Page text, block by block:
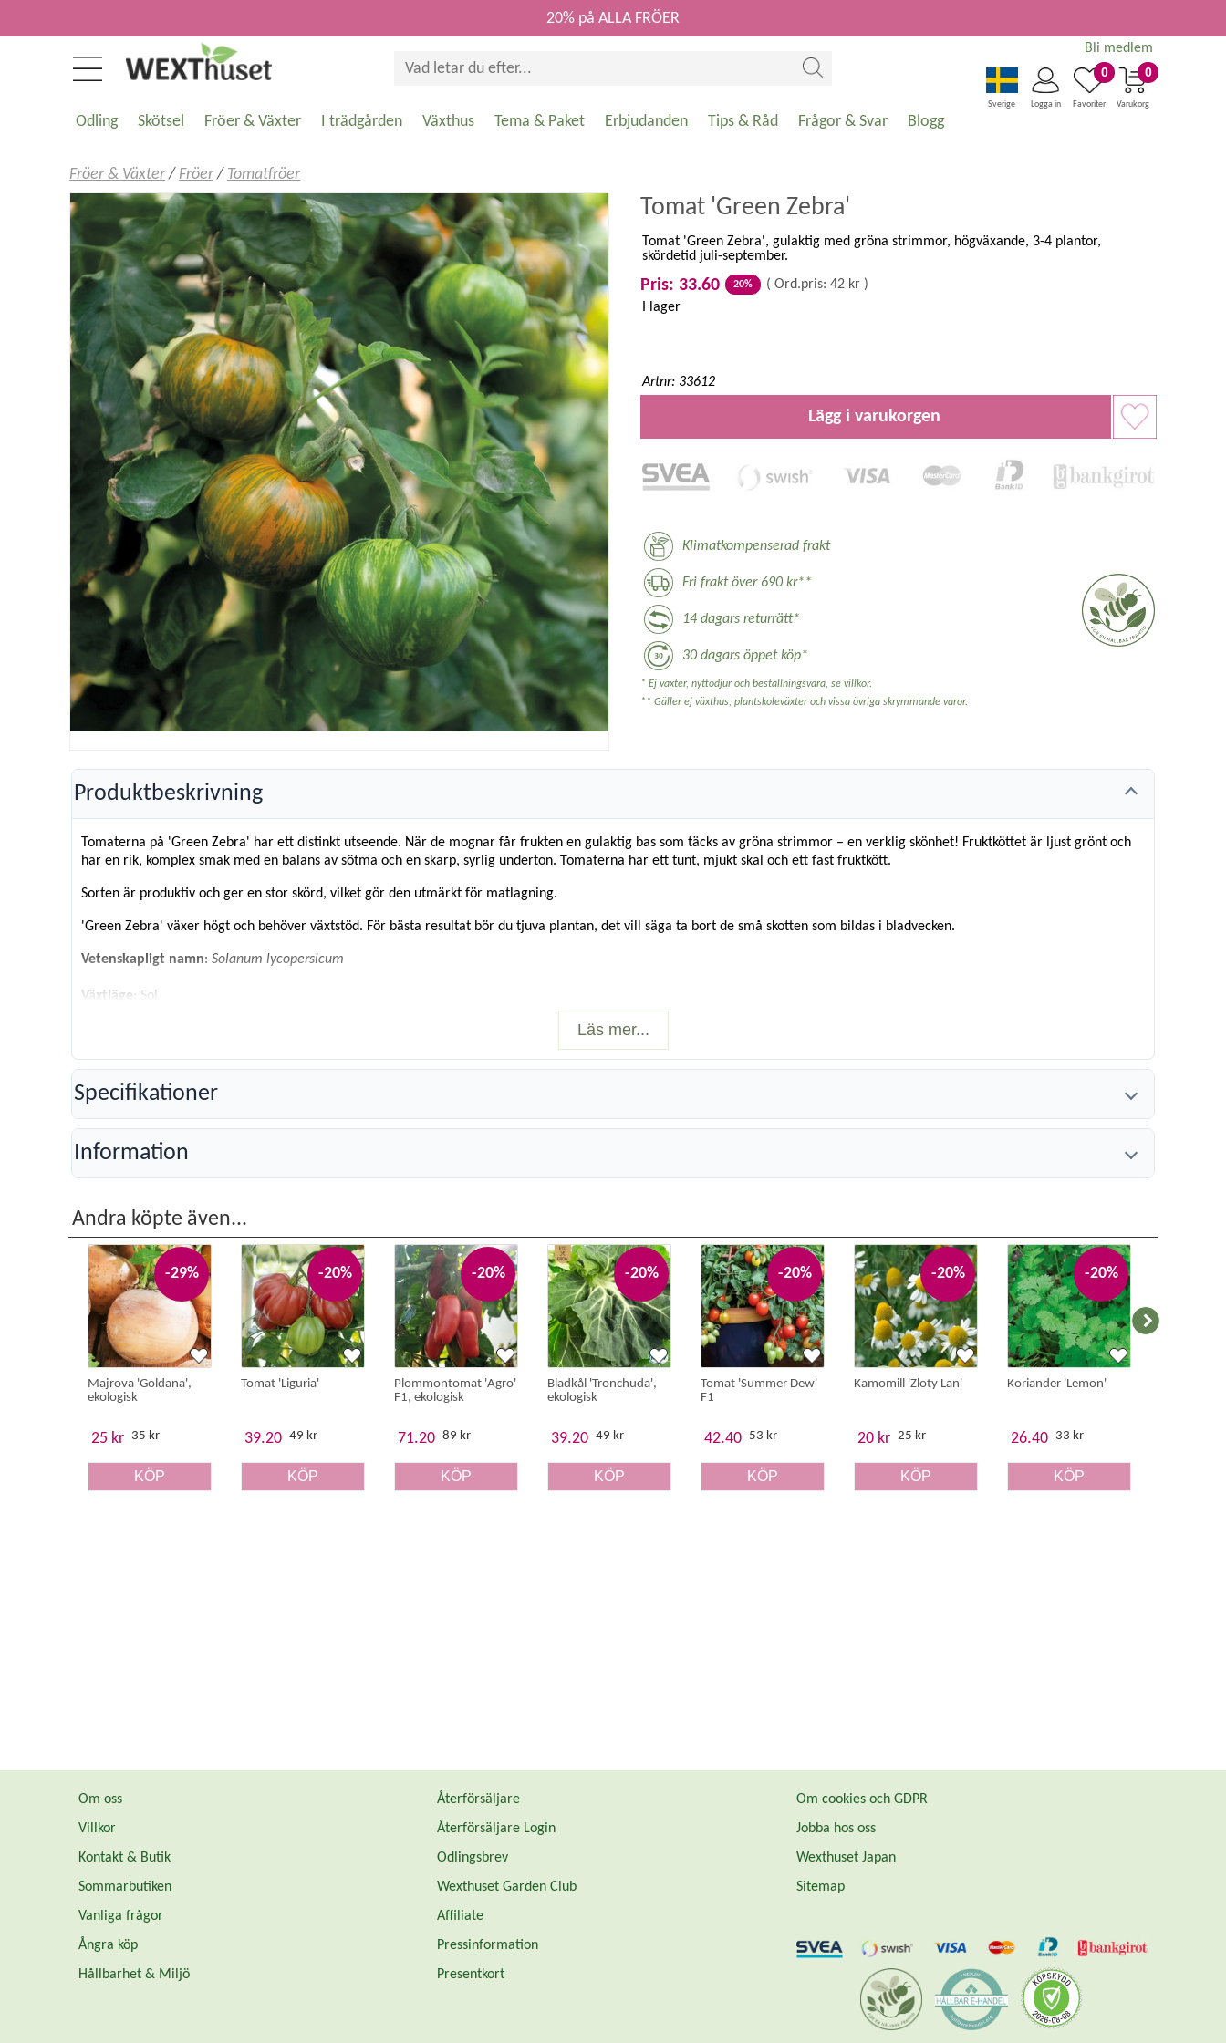
0
Varukorg
0
Favoriter
Logga in
Sverige
Bli medlem
20% på ALLA FRÖER
Odling Skötsel Fröer & Växter I trädgården Växthus Tema & Paket Erbjudanden Tips & Råd Frågor & Svar Blogg
Fröer & Växter/ Fröer/ Tomatfröer
Tomat 'Green Zebra'
Tomat 'Green Zebra', gulaktig med gröna strimmor, högväxande, 3-4 plantor,
skördetid juli-september.
Pris: 33.60 20% ( Ord.pris: 42 kr )
I lager
Artnr: 33612
Lägg i varukorgen
Klimatkompenserad frakt
Fri frakt över 690 kr**
14 dagars returrätt*
30 dagars öppet köp*
* Ej växter, nyttodjur och beställningsvara, se villkor.
** Gäller ej växthus, plantskoleväxter och vissa övriga skrymmande varor.
Produktbeskrivning
Tomaterna på 'Green Zebra' har ett distinkt utseende. När de mognar får frukten en gulaktig bas som täcks av gröna strimmor – en verklig skönhet! Fruktköttet är ljust grönt och
har en rik, komplex smak med en balans av sötma och en skarp, syrlig underton. Tomaterna har ett tunt, mjukt skal och ett fast fruktkött.
Sorten är produktiv och ger en stor skörd, vilket gör den utmärkt för matlagning.
'Green Zebra' växer högt och behöver växtstöd. För bästa resultat bör du tjuva plantan, det vill säga ta bort de små skotten som bildas i bladvecken.
Vetenskapligt namn: Solanum lycopersicum
Växtläge : Sol
Förodling: mars - april
Skördetid: juli - september
Räcker till
Läs mer...
Specifikationer
Information
Andra köpte även...
-29%
Majrova 'Goldana',
ekologisk
25 kr 35 kr
KÖP
-20%
Tomat 'Liguria'
39.20 49 kr
KÖP
-20%
Plommontomat 'Agro'
F1, ekologisk
71.20 89 kr
KÖP
-20%
Bladkål 'Tronchuda',
ekologisk
39.20 49 kr
KÖP
-20%
Tomat 'Summer Dew'
F1
42.40 53 kr
KÖP
-20%
Kamomill 'Zloty Lan'
20 kr 25 kr
KÖP
-20%
Koriander 'Lemon'
26.40 33 kr
KÖP
Om oss
Villkor
Kontakt & Butik
Sommarbutiken
Vanliga frågor
Ångra köp
Hållbarhet & Miljö
Återförsäljare
Återförsäljare Login
Odlingsbrev
Wexthuset Garden Club
Affiliate
Pressinformation
Presentkort
Om cookies och GDPR
Jobba hos oss
Wexthuset Japan
Sitemap